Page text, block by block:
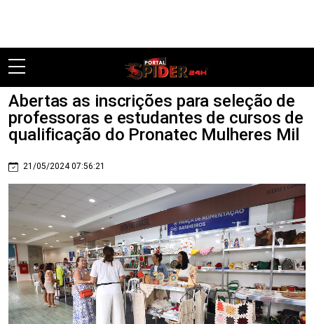
Abertas as inscrições para seleção de
professoras e estudantes de cursos de
qualificação do Pronatec Mulheres Mil
21/05/2024 07:56:21